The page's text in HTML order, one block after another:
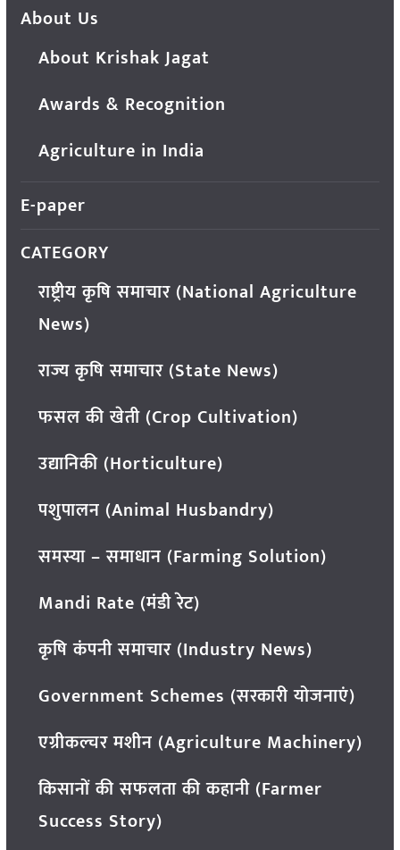
About Us
About Krishak Jagat
Awards & Recognition
Agriculture in India
E-paper
CATEGORY
राष्ट्रीय कृषि समाचार (National Agriculture
News)
राज्य कृषि समाचार (State News)
फसल की खेती (Crop Cultivation)
उद्यानिकी (Horticulture)
पशुपालन (Animal Husbandry)
समस्या – समाधान (Farming Solution)
Mandi Rate (मंडी रेट)
कृषि कंपनी समाचार (Industry News)
Government Schemes (सरकारी योजनाएं)
एग्रीकल्चर मशीन (Agriculture Machinery)
किसानों की सफलता की कहानी (Farmer
Success Story)